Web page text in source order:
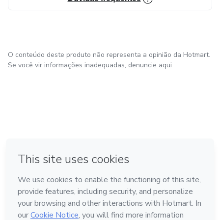
O conteúdo deste produto não representa a opinião da Hotmart.
Se você vir informações inadequadas, denuncie aqui
Feito com ❤ na Cidade do México
Conheça a Hotmart